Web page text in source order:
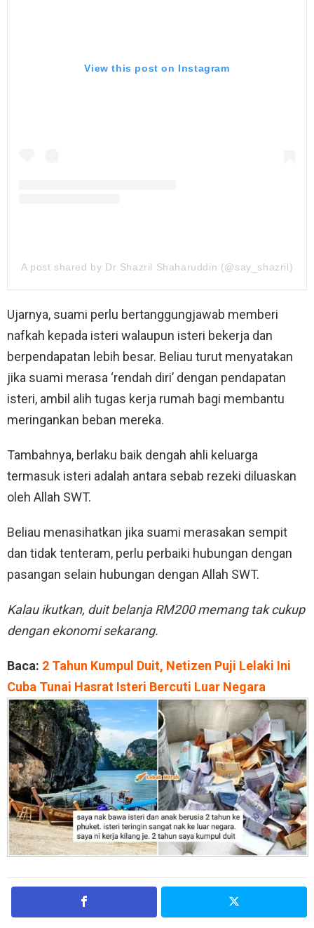
View this post on Instagram
A post shared by Dr Shazril Shaharuddin (@say_shazril)
Ujarnya, suami perlu bertanggungjawab memberi
nafkah kepada isteri walaupun isteri bekerja dan
berpendapatan lebih besar. Beliau turut menyatakan
jika suami merasa ‘rendah diri’ dengan pendapatan
isteri, ambil alih tugas kerja rumah bagi membantu
meringankan beban mereka.
Tambahnya, berlaku baik dengah ahli keluarga
termasuk isteri adalah antara sebab rezeki diluaskan
oleh Allah SWT.
Beliau menasihatkan jika suami merasakan sempit
dan tidak tenteram, perlu perbaiki hubungan dengan
pasangan selain hubungan dengan Allah SWT.
Kalau ikutkan, duit belanja RM200 memang tak cukup
dengan ekonomi sekarang.
Baca: 2 Tahun Kumpul Duit, Netizen Puji Lelaki Ini
Cuba Tunai Hasrat Isteri Bercuti Luar Negara